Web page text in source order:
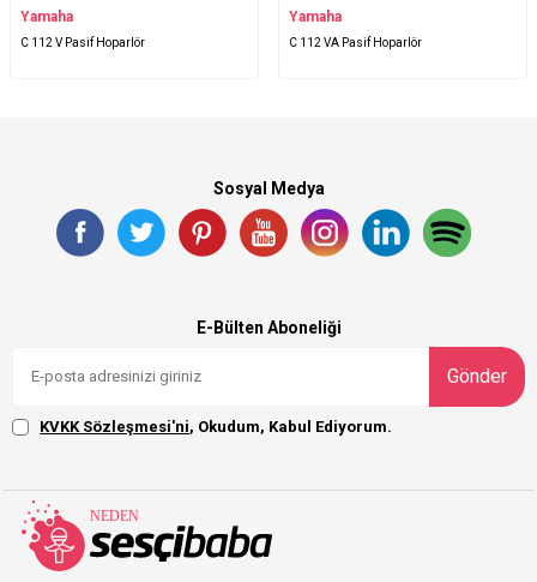
Yamaha
C 112 V Pasif Hoparlör
Yamaha
C 112 VA Pasif Hoparlör
Sosyal Medya
E-Bülten Aboneliği
Gönder
KVKK Sözleşmesi'ni, Okudum, Kabul Ediyorum.